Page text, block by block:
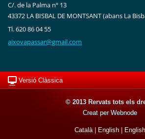
C/. de la Palma nº 13
43372 LA BISBAL DE MONTSANT (abans La
Tl. 620 86 04 55
aixovapassar@gmail.com
Versió Clàssica
© 2013 Rervats tots els
Creat per Webnode
Català| English| English